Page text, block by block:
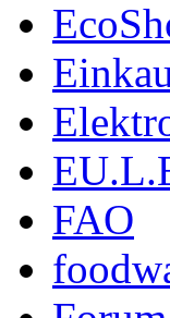
FAO